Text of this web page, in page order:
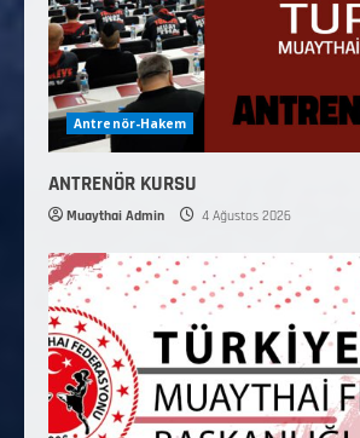
Antrenör-Hakem
ANTRENÖR KURSU
Muaythai Admin 4 Ağustos 2026